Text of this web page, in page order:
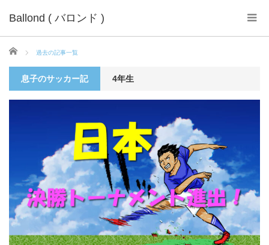
Ballond ( バロンド )
ホーム 過去の記事一覧
息子のサッカー記 4年生